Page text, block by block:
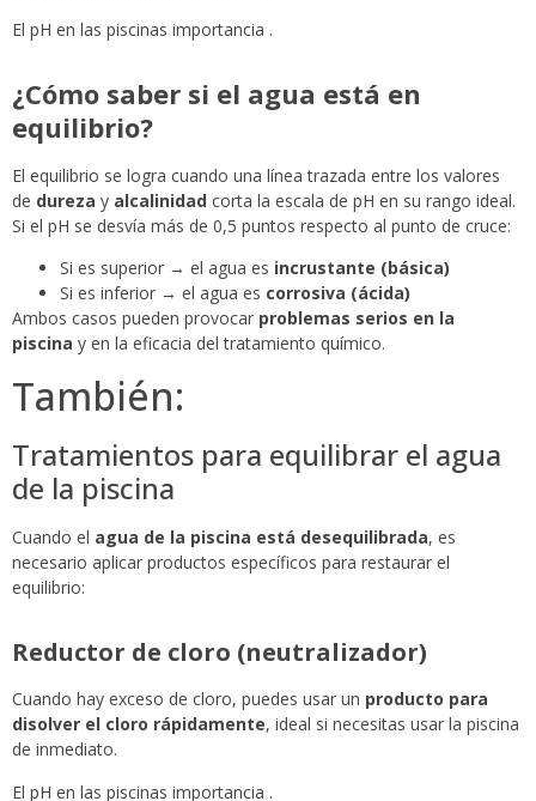
El pH en las piscinas importancia .
¿Cómo saber si el agua está en
equilibrio?
El equilibrio se logra cuando una línea trazada entre los valores
de dureza y alcalinidad corta la escala de pH en su rango ideal.
Si el pH se desvía más de 0,5 puntos respecto al punto de cruce:
Si es superior → el agua es incrustante (básica)
Si es inferior → el agua es corrosiva (ácida)
Ambos casos pueden provocar problemas serios en la
piscina y en la eficacia del tratamiento químico.
También:
Tratamientos para equilibrar el agua
de la piscina
Cuando el agua de la piscina está desequilibrada, es
necesario aplicar productos específicos para restaurar el
equilibrio:
Reductor de cloro (neutralizador)
Cuando hay exceso de cloro, puedes usar un producto para
disolver el cloro rápidamente, ideal si necesitas usar la piscina
de inmediato.
El pH en las piscinas importancia .